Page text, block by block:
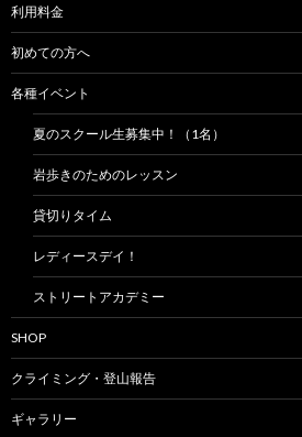
利用料金
初めての方へ
各種イベント
夏のスクール生募集中！（1名）
岩歩きのためのレッスン
貸切りタイム
レディースデイ！
ストリートアカデミー
SHOP
クライミング・登山報告
ギャラリー